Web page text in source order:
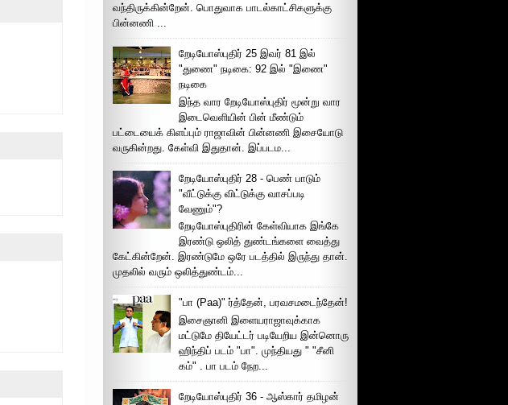
வந்திருக்கின்றேன். பொதுவாக பாடல்காட்சிகளுக்கு
பின்னணி ...
றேடியோஸ்புதிர் 25 இவர் 81 இல்
"துணை" நடிகை: 92 இல் "இணை"
நடிகை
இந்த வார றேடியோஸ்புதிர் மூன்று வார
இடைவெளியின் பின் மீண்டும்
பட்டையைக் கிளப்பும் ராஜாவின் பின்னணி இசையோடு
வருகின்றது. கேள்வி இதுதான். இப்படம...
றேடியோஸ்புதிர் 28 - பெண் பாடும்
"வீட்டுக்கு விட்டுக்கு வாசப்படி
வேணும்"?
றேடியோஸ்புதிரின் கேள்வியாக இங்கே
இரண்டு ஒலித் துண்டங்களை வைத்து
கேட்கின்றேன். இரண்டுமே ஒரே படத்தில் இருந்து தான்.
முதலில் வரும் ஒலித்துண்டம்...
"பா (Paa)" ர்த்தேன், பரவசமடைந்தேன்!
இசைஞானி இளையராஜாவுக்காக
மட்டுமே தியேட்டர் படியேறிய இன்னொரு
ஹிந்திப் படம் "பா". முந்தியது " "சீனி
கம்" . பா படம் நேற...
றேடியோஸ்புதிர் 36 - ஆஸ்கார் தமிழன்